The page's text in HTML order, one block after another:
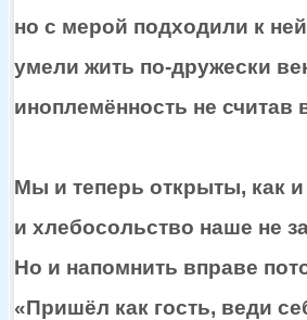
но с мерой подходили к ней
умели жить по-дружески
иноплемённость не считав
Мы и теперь открыты, как
и хлебосольство наше не
Но и напомнить вправе
«Пришёл как гость, веди